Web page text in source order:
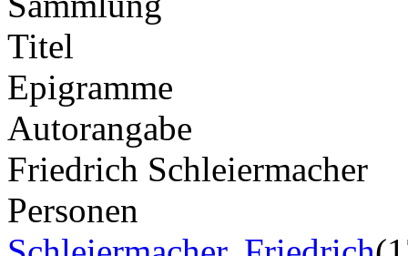
Titel
Epigramme
Autorangabe
Friedrich Schleiermacher
Personen